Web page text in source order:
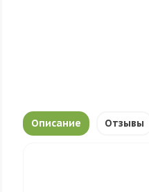
Описание Отзывы